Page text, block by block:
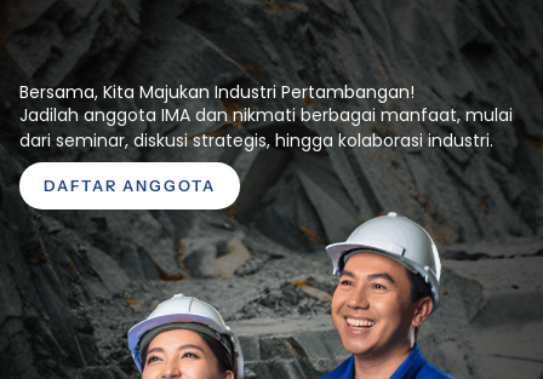
Bersama, Kita Majukan Industri Pertambangan!
Jadilah anggota IMA dan nikmati berbagai manfaat, mulai
dari seminar, diskusi strategis, hingga kolaborasi industri.
DAFTAR ANGGOTA